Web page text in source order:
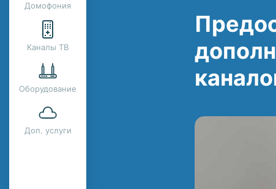
Домофония
Каналы ТВ
Оборудование
Доп. услуги